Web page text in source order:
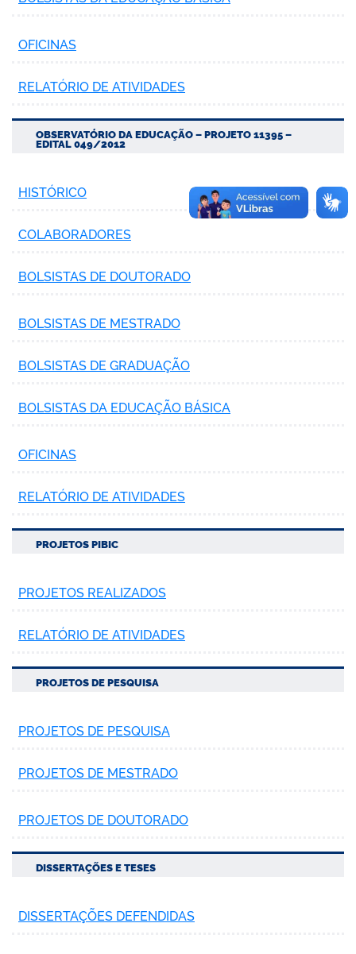
OFICINAS
RELATÓRIO DE ATIVIDADES
OBSERVATÓRIO DA EDUCAÇÃO – PROJETO 11395 –
EDITAL 049/2012
HISTÓRICO
COLABORADORES
BOLSISTAS DE DOUTORADO
BOLSISTAS DE MESTRADO
BOLSISTAS DE GRADUAÇÃO
BOLSISTAS DA EDUCAÇÃO BÁSICA
OFICINAS
RELATÓRIO DE ATIVIDADES
PROJETOS PIBIC
PROJETOS REALIZADOS
RELATÓRIO DE ATIVIDADES
PROJETOS DE PESQUISA
PROJETOS DE PESQUISA
PROJETOS DE MESTRADO
PROJETOS DE DOUTORADO
DISSERTAÇÕES E TESES
DISSERTAÇÕES DEFENDIDAS